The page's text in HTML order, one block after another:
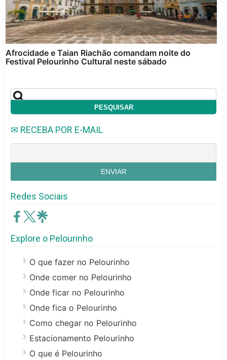
Afrocidade e Taian Riachão comandam noite do
Festival Pelourinho Cultural neste sábado
✉ RECEBA POR E-MAIL
Redes Sociais
Explore o Pelourinho
O que fazer no Pelourinho
Onde comer no Pelourinho
Onde ficar no Pelourinho
Onde fica o Pelourinho
Como chegar no Pelourinho
Estacionamento Pelourinho
O que é Pelourinho